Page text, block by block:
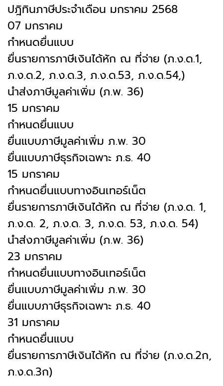
ปฎิทินภาษีประจำเดือน มกราคม 2568
07 มกราคม
กำหนดยื่นแบบ
ยื่นรายการภาษีเงินได้หัก ณ ที่จ่าย (ภ.ง.ด.1,
ภ.ง.ด.2, ภ.ง.ด.3, ภ.ง.ด.53, ภ.ง.ด.54,)
นำส่งภาษีมูลค่าเพิ่ม (ภ.พ. 36)
15 มกราคม
กำหนดยื่นแบบ
ยื่นแบบภาษีมูลค่าเพิ่ม ภ.พ. 30
ยื่นแบบภาษีธุรกิจเฉพาะ ภ.ธ. 40
15 มกราคม
กำหนดยื่นแบบทางอินเทอร์เน็ต
ยื่นรายการภาษีเงินได้หัก ณ ที่จ่าย (ภ.ง.ด. 1,
ภ.ง.ด. 2, ภ.ง.ด. 3, ภ.ง.ด. 53, ภ.ง.ด. 54)
นำส่งภาษีมูลค่าเพิ่ม (ภ.พ. 36)
23 มกราคม
กำหนดยื่นแบบทางอินเทอร์เน็ต
ยื่นแบบภาษีมูลค่าเพิ่ม ภ.พ. 30
ยื่นแบบภาษีธุรกิจเฉพาะ ภ.ธ. 40
31 มกราคม
กำหนดยื่นแบบ
ยื่นรายการภาษีเงินได้หัก ณ ที่จ่าย (ภ.ง.ด.2ก,
ภ.ง.ด.3ก)